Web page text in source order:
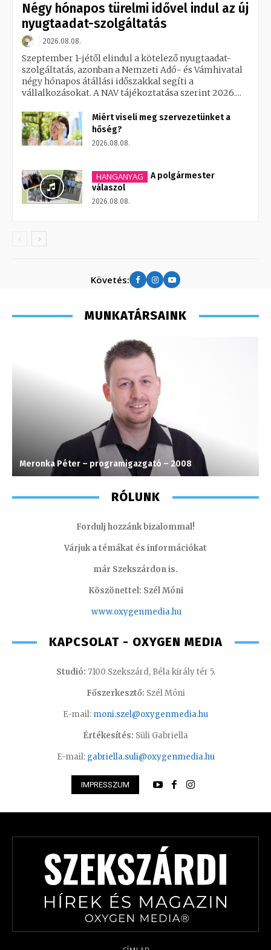
Négy hónapos türelmi idővel indul az új
nyugtaadat-szolgáltatás
2026.08.08.
Szeptember 1-jétől elindul a kötelező nyugtaadat-
szolgáltatás, azonban a Nemzeti Adó- és Vámhivatal
négy hónapos átállási időszakkal segíti a
vállalkozásokat. A NAV tájékoztatása szerint 2026....
Miért viseli meg szervezetünket a
hőség?
2026.08.08.
HANGANYAG
A polgármester
válaszol
2026.08.08.
Követés:
MUNKATÁRSAINK
Meronka Péter – programigazgató – 2008
RÓLUNK
Fordulj hozzánk bizalommal!
Várjuk a témákat és információkat
már Szekszárdon is.
Köszönettel: Szél Móni
www.oxygenmedia.hu
KAPCSOLAT - OXYGEN MEDIA
Studió: 7100 Szekszárd, Béla király tér 5.
Főszerkesztő: Szél Móni
E-mail: moni.szel@oxygenmedia.hu
Értékesítés: Süli Gabriella
E-mail: gabriella.suli@oxygenmedia.hu
IMPRESSZUM